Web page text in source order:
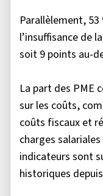
Parallèlement,
l’insuffisance de
soit 9 points au-
La part des PME
sur les coûts,
coûts fiscaux et
charges
indicateurs sont
historiques